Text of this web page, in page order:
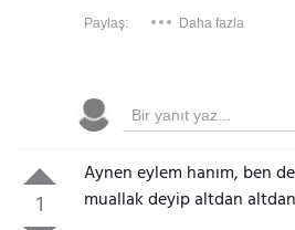
Paylaş: Daha fazla
1
Aynen eylem hanım, ben
muallak deyip altdan